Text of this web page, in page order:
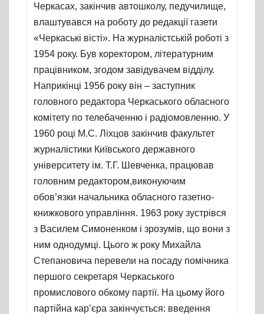
Черкасах, закінчив автошколу, педучилище,
влаштувався на роботу до редакції газети
«Черкаські вісті». На журналістській роботі з
1954 року. Був коректором, літературним
працівником, згодом завідувачем відділу.
Наприкінці 1956 року він – заступник
головного редактора Черкаського обласного
комітету по телебаченню і радіомовленню. У
1960 році М.С. Ліхцов закінчив факультет
журналістики Київського державного
університету ім. Т.Г. Шевченка, працював
головним редактором,виконуючим
обов’язки начальника обласного газетно-
книжкового управління. 1963 року зустрівся
з Василем Симоненком і зрозумів, що вони з
ним однодумці. Цього ж року Михайла
Степановича перевели на посаду помічника
першого секретаря Черкаського
промислового обкому партії. На цьому його
партійна кар’єра закінчується: введення